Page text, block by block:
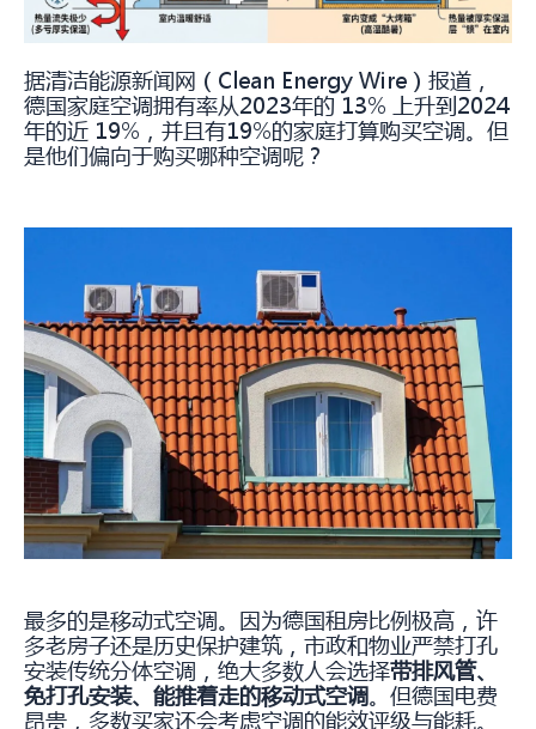
据清洁能源新闻网（Clean Energy Wire）报道，
德国家庭空调拥有率从2023年的 13% 上升到2024
年的近 19%，并且有19%的家庭打算购买空调。但
是他们偏向于购买哪种空调呢？
最多的是移动式空调。因为德国租房比例极高，许
多老房子还是历史保护建筑，市政和物业严禁打孔
安装传统分体空调，绝大多数人会选择带排风管、
免打孔安装、能推着走的移动式空调。但德国电费
昂贵，多数买家还会考虑空调的能效评级与能耗。